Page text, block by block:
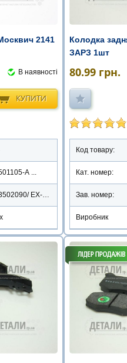
2141
В наявності
КУПИТИ
А ...
Колодка
ЗАРЗ 1шт
80.99 грн.
Код товару:
Кат. номер:
Зав. номер:
Виробник